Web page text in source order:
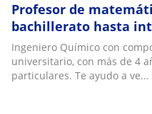
Profesor de
bachillerato hasta
ingeniería
Ingeniero Químico con
universitario, con más de 4
particulares. Te ayudo a ve...